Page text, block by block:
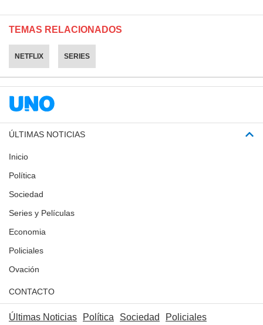
TEMAS RELACIONADOS
NETFLIX SERIES
ÚLTIMAS NOTICIAS
Inicio
Política
Sociedad
Series y Películas
Economia
Policiales
Ovación
CONTACTO
Últimas Noticias Política Sociedad Policiales